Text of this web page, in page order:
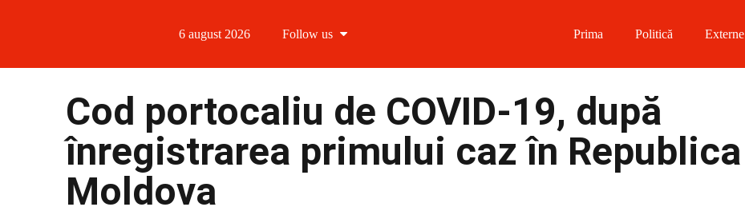
6 august 2026 Follow us
Follow us on Twitter
Prima Politică Externe
Cod portocaliu de COVID-19, după
înregistrarea primului caz în Republica
Moldova